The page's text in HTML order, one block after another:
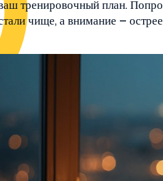
тренировочный план.
чище, а внимание –